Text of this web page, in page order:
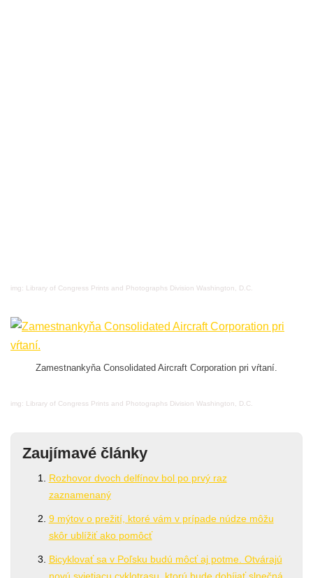
img: Library of Congress Prints and Photographs Division Washington, D.C.
Zamestnankyňa Consolidated Aircraft Corporation pri vŕtaní.
img: Library of Congress Prints and Photographs Division Washington, D.C.
Zaujímavé články
Rozhovor dvoch delfínov bol po prvý raz
zaznamenaný
9 mýtov o prežití, ktoré vám v prípade núdze môžu
skôr ublížiť ako pomôcť
Bicyklovať sa v Poľsku budú môcť aj potme. Otvárajú